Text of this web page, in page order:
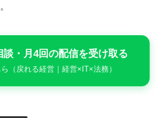
談・月4回の配信を受け取る
（戻れる経営｜経営×IT×法務）